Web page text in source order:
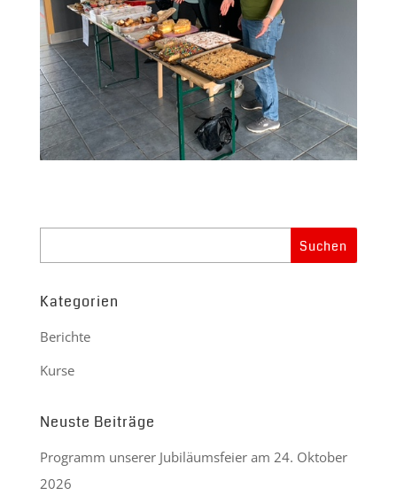
Kategorien
Berichte
Kurse
Neuste Beiträge
Programm unserer Jubiläumsfeier am 24. Oktober
2026